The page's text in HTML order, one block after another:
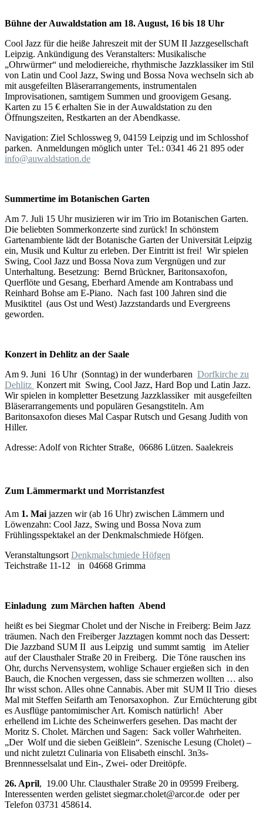
Bühne der Auwaldstation am 18. August, 16 bis 18 Uhr
Cool Jazz für die heiße Jahreszeit mit der SUM II Jazzgesellschaft
Leipzig. Ankündigung des Veranstalters: Musikalische
„Ohrwürmer“ und melodiereiche, rhythmische Jazzklassiker im Stil
von Latin und Cool Jazz, Swing und Bossa Nova wechseln sich ab
mit ausgefeilten Bläserarrangements, instrumentalen
Improvisationen, samtigem Summen und groovigem Gesang.
Karten zu 15 € erhalten Sie in der Auwaldstation zu den
Öffnungszeiten, Restkarten an der Abendkasse.
Navigation: Ziel Schlossweg 9, 04159 Leipzig und im Schlosshof
parken. Anmeldungen möglich unter Tel.: 0341 46 21 895 oder
info@auwaldstation.de
Summertime im Botanischen Garten
Am 7. Juli 15 Uhr musizieren wir im Trio im Botanischen Garten.
Die beliebten Sommerkonzerte sind zurück! In schönstem
Gartenambiente lädt der Botanische Garten der Universität Leipzig
ein, Musik und Kultur zu erleben. Der Eintritt ist frei! Wir spielen
Swing, Cool Jazz und Bossa Nova zum Vergnügen und zur
Unterhaltung. Besetzung: Bernd Brückner, Baritonsaxofon,
Querflöte und Gesang, Eberhard Amende am Kontrabass und
Reinhard Bohse am E-Piano. Nach fast 100 Jahren sind die
Musiktitel (aus Ost und West) Jazzstandards und Evergreens
geworden.
Konzert in Dehlitz an der Saale
Am 9. Juni 16 Uhr (Sonntag) in der wunderbaren Dorfkirche zu
Dehlitz Konzert mit Swing, Cool Jazz, Hard Bop und Latin Jazz.
Wir spielen in kompletter Besetzung Jazzklassiker mit ausgefeilten
Bläserarrangements und populären Gesangstiteln. Am
Baritonsaxofon dieses Mal Caspar Rutsch und Gesang Judith von
Hiller.
Adresse: Adolf von Richter Straße, 06686 Lützen. Saalekreis
Zum Lämmermarkt und Morristanzfest
Am 1. Mai jazzen wir (ab 16 Uhr) zwischen Lämmern und
Löwenzahn: Cool Jazz, Swing und Bossa Nova zum
Frühlingsspektakel an der Denkmalschmiede Höfgen.
Veranstaltungsort Denkmalschmiede Höfgen
Teichstraße 11-12 in 04668 Grimma
Einladung zum Märchen haften Abend
heißt es bei Siegmar Cholet und der Nische in Freiberg: Beim Jazz
träumen. Nach den Freiberger Jazztagen kommt noch das Dessert:
Die Jazzband SUM II aus Leipzig und summt samtig im Atelier
auf der Clausthaler Straße 20 in Freiberg. Die Töne rauschen ins
Ohr, durchs Nervensystem, wohlige Schauer ergießen sich in den
Bauch, die Knochen vergessen, dass sie schmerzen wollten … also
Ihr wisst schon. Alles ohne Cannabis. Aber mit SUM II Trio dieses
Mal mit Steffen Seifarth am Tenorsaxophon. Zur Ernüchterung gibt
es Ausflüge pantomimischer Art. Komisch natürlich! Aber
erhellend im Lichte des Scheinwerfers gesehen. Das macht der
Moritz S. Cholet. Märchen und Sagen: Sack voller Wahrheiten.
„Der Wolf und die sieben Geißlein“. Szenische Lesung (Cholet) –
und nicht zuletzt Culinaria von Elisabeth einschl. 3n3s-
Brennnesselsalat und Ein-, Zwei- oder Dreitöpfe.
26. April, 19.00 Uhr. Clausthaler Straße 20 in 09599 Freiberg.
Interessenten werden gelistet siegmar.cholet@arcor.de oder per
Telefon 03731 458614.